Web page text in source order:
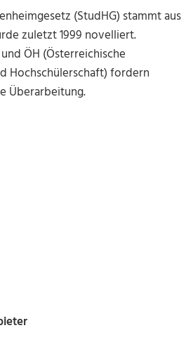
(StudHG) stammt aus
zuletzt 1999 novelliert.
ÖH (Österreichische
Hochschülerschaft) fordern
Überarbeitung.